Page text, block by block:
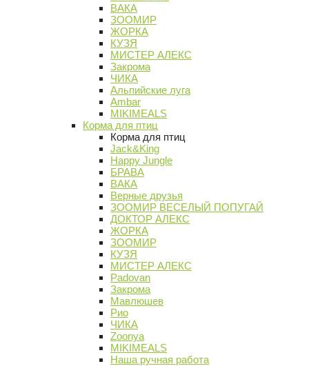
ВАКА
ЗООМИР
ЖОРКА
КУЗЯ
МИСТЕР АЛЕКС
Закрома
ЧИКА
Альпийские луга
Ambar
MIKIMEALS
Корма для птиц
Корма для птиц
Jack&King
Happy Jungle
БРАВА
ВАКА
Верные друзья
ЗООМИР ВЕСЕЛЫЙ ПОПУГАЙ
ДОКТОР АЛЕКС
ЖОРКА
ЗООМИР
КУЗЯ
МИСТЕР АЛЕКС
Padovan
Закрома
Мавлюшев
Рио
ЧИКА
Zoonya
MIKIMEALS
Наша ручная работа